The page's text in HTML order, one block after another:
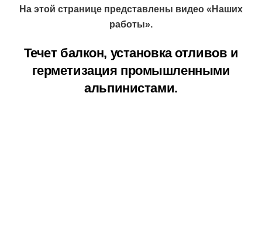
На этой странице представлены видео «Наших
работы».
Течет балкон, установка отливов и
герметизация промышленными
альпинистами.